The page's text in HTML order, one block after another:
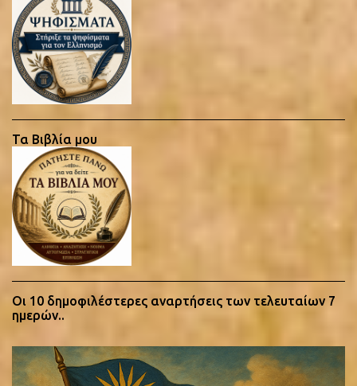
σ
η
σ
χ
ο
λ
ο
υ
Τα Βιβλία μου
Οι 10 δημοφιλέστερες αναρτήσεις των τελευταίων 7
ημερών..